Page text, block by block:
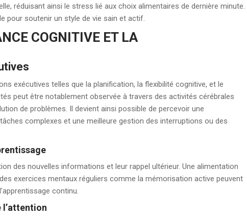
réduisant ainsi le stress lié aux choix alimentaires de dernière minute.
pour soutenir un style de vie sain et actif.
COGNITIVE ET LA
exécutives telles que la planification, la flexibilité cognitive, et le
peut être notablement observée à travers des activités cérébrales
de problèmes. Il devient ainsi possible de percevoir une
complexes et une meilleure gestion des interruptions ou des
des nouvelles informations et leur rappel ultérieur. Une alimentation
exercices mentaux réguliers comme la mémorisation active peuvent
continu.